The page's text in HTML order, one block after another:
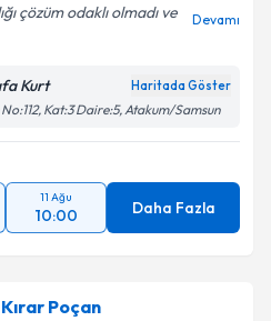
çözüm odaklı olmadı ve
Devamı
Kurt Haritada Göster
Kat:3 Daire:5, Atakum/Samsun
11 Ağu
10:00 Daha Fazla
Poçan